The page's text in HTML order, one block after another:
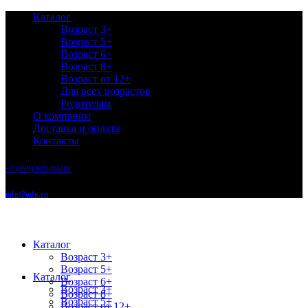
Каталог
Возраст 3+
Возраст 5+
Возраст 6+
Возраст 8+
Возраст от 12+
Для всех возрастов
Родителям
О компании
Доставка и оплата
Контакты
+7 (999) 999-99-99
info@info.ru
Каталог
Возраст 3+
Возраст 5+
Возраст 6+
Возраст 8+
Каталог
Возраст 3+
Возраст 5+